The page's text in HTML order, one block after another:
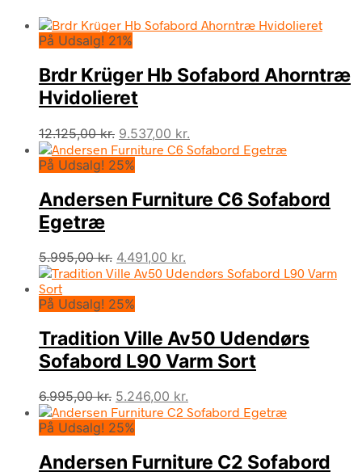
På Udsalg! 21%
Brdr Krüger Hb Sofabord Ahorntræ
Hvidolieret
12.125,00kr. Den
oprindelige
pris
12.125,00 kr..
9.537,00 kr.
aktuelle
9.537,00 kr..
På Udsalg! 25%
Andersen Furniture C6 Sofabord
Egetræ
5.995,00kr. Den
oprindelige
var:
4.491,00 kr.
aktuelle
På Udsalg! 25%
Tradition Ville Av50 Udendørs
Sofabord L90 Varm Sort
6.995,00kr. Den
oprindelige
pris
6.995,00 kr..
5.246,00 kr.
aktuelle
5.246,00 kr..
På Udsalg! 25%
Andersen Furniture C2 Sofabord